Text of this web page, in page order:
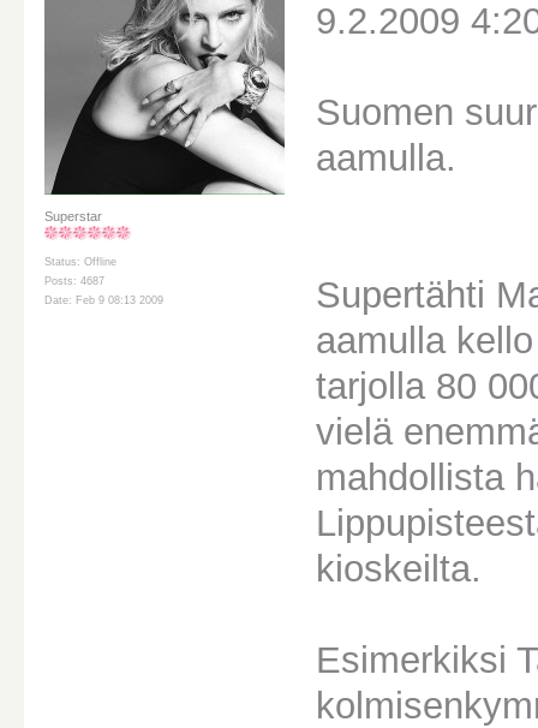
Superstar
Status: Offline
Posts: 4687
Date: Feb 9 08:13 2009
9.2.2009
Suomen
aamulla.
Supertähti
aamulla
tarjolla 80
vielä
mahdollista
kioskeilta.
Esimerkiksi